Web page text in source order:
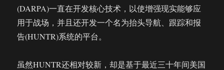
(DARPA)一直在开发核心技术，以使增强现实能够应
用于战场，并且还开发一个名为抬头导航、跟踪和报
告(HUNTR)系统的平台。
虽然HUNTR还相对较新，却是基于最近三十年间美国